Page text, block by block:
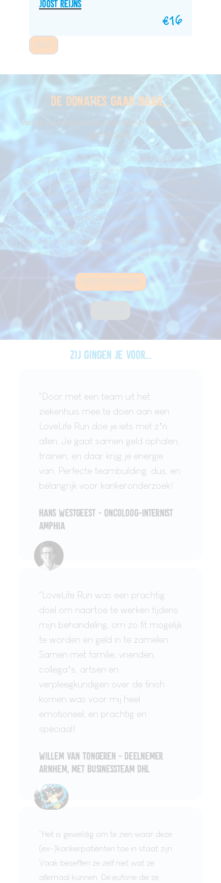
Joost Reijns
€16
NEXT
De donaties gaan naar...
Met de opbrengsten van LoveLife Run wordt onderzoek
gefinancierd
Onderzoek is hard nodig. Nog steeds krijgen zo'n 14
mensen per uur de diagnose kanker, dat zijn meer dan
300 mensen per dag. We weten dat onderzoek werkt;
de kans dat iemand vijf jaar na diagnose nog leeft is in
de afgelopen vijftig jaar met maarliefst 90% gestegen.
We zijn er alleen nog niet. Daarom hebben we jouw
hulp hard nodig. Kom jij ook in actie? Via de buttons
hieronder kun je meer lezen over het onderzoek of een
donatie doen. Bedankt voor je betrokkenheid!
MEER INFORMATIE
Zij gingen je voor...
"Door met een team uit het
ziekenhuis mee te doen aan een
LoveLife Run doe je iets met z’n
allen. Je gaat samen geld ophalen,
trainen, en daar krijg je energie
van. Perfecte teambuilding, dus, en
belangrijk voor kankeronderzoek!
Hans Westgeest - Oncoloog-internist
Amphia
"LoveLife Run was een prachtig
doel om naartoe te werken tijdens
mijn behandeling, om zo fit mogelijk
te worden en geld in te zamelen.
Samen met familie, vrienden,
collega’s, artsen en
verpleegkundigen over de finish
komen was voor mij heel
emotioneel, en prachtig en
speciaal!
Willem van Tongeren - Deelnemer
Arnhem, met Businessteam DHL
"Het is geweldig om te zien waar deze
(ex-)kankerpatiënten toe in staat zijn.
Vaak beseffen ze zelf niet wat ze
allemaal kunnen. De euforie die ze